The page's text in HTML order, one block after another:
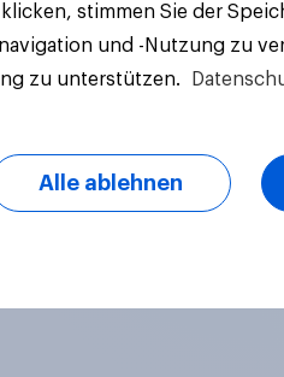
stimmen Sie der
und -Nutzung zu
zu unterstützen.
Alle ablehnen